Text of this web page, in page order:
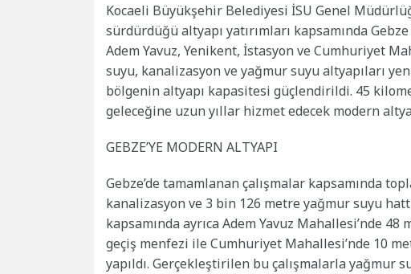
Kocaeli Büyükşehir Belediyesi İSU Genel
sürdürdüğü altyapı yatırımları kapsamında
Adem Yavuz, Yenikent, İstasyon ve Cumhuriyet
suyu, kanalizasyon ve yağmur suyu altyapıları
bölgenin altyapı kapasitesi güçlendirildi. 45
geleceğine uzun yıllar hizmet edecek modern
GEBZE’YE MODERN ALTYAPI
Gebze’de tamamlanan çalışmalar kapsamında
kanalizasyon ve 3 bin 126 metre yağmur suyu
kapsamında ayrıca Adem Yavuz Mahallesi’nde
geçiş menfezi ile Cumhuriyet Mahallesi’nde 10
yapıldı. Gerçekleştirilen bu çalışmalarla yağmur